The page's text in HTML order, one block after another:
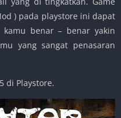
) pada playstore ini dapat
benar – benar yakin
yang sangat penasaran
di Playstore.